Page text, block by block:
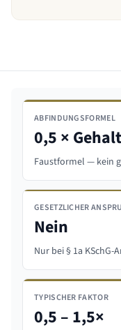
ABFINDUNGSFORMEL
0,5 ×
Faustformel — kein
GESETZLICHER
Nein
Nur bei § 1a
TYPISCHER FAKTOR
0,5 – 1,5×